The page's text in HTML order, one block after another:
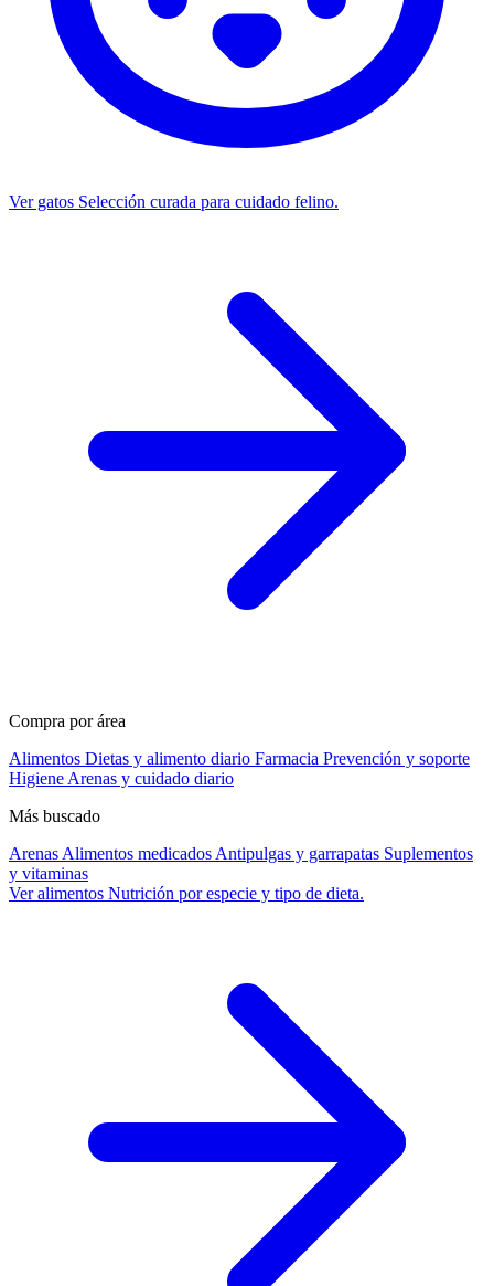
Ver gatos Selección curada para cuidado felino.
Compra por área
Alimentos Dietas y alimento diario Farmacia Prevención y soporte
Higiene Arenas y cuidado diario
Más buscado
Arenas Alimentos medicados Antipulgas y garrapatas Suplementos
y vitaminas
Ver alimentos Nutrición por especie y tipo de dieta.